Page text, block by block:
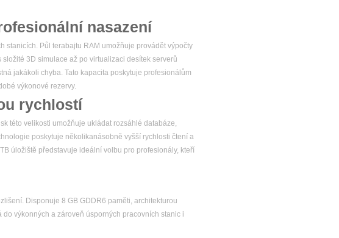
nasazení
stanicích. Půl terabajtu RAM umožňuje provádět výpočty
3D simulace až po virtualizaci desítek serverů
jakákoli chyba. Tato kapacita poskytuje profesionálům
výkonové rezervy.
rychlostí
této velikosti umožňuje ukládat rozsáhlé databáze,
poskytuje několikanásobně vyšší rychlosti čtení a
úložiště představuje ideální volbu pro profesionály, kteří
Disponuje 8 GB GDDR6 paměti, architekturou
výkonných a zároveň úsporných pracovních stanic i